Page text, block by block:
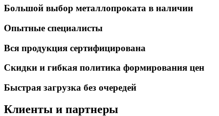
Большой выбор металлопроката в наличии
Опытные специалисты
Вся продукция сертифицирована
Скидки и гибкая политика формирования цен
Быстрая загрузка без очередей
Клиенты и партнеры